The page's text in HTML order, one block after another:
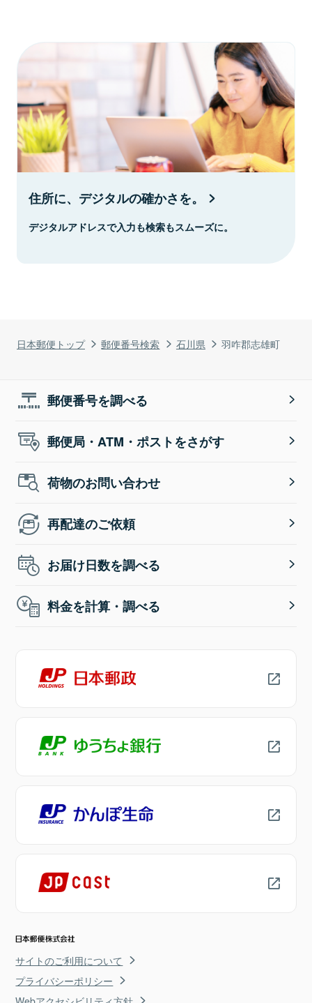
日本郵便トップ 郵便番号検索 石川県 羽咋郡志雄町
住所に、デジタルの確かさを。
デジタルアドレスで入力も検索もスムーズに。
郵便番号を調べる
郵便局・ATM・ポストをさがす
荷物のお問い合わせ
再配達のご依頼
お届け日数を調べる
料金を計算・調べる
サイトのご利用について
プライバシーポリシー